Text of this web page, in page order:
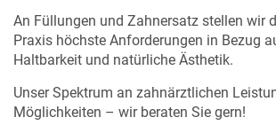
An Füllungen und Zahnersatz stellen wir
Praxis höchste Anforderungen in Bezug
Haltbarkeit und natürliche Ästhetik.
Unser Spektrum an zahnärztlichen
Möglichkeiten – wir beraten Sie gern!